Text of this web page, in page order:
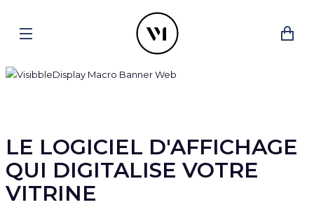
LE LOGICIEL D'AFFICHAGE
QUI DIGITALISE VOTRE
VITRINE